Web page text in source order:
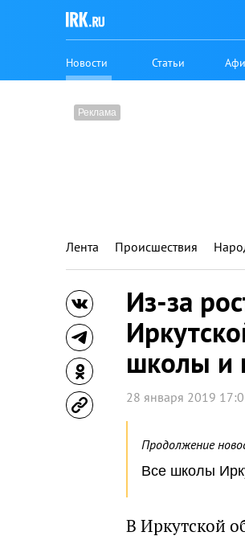
Новости Статьи
Лента Происшествия
Из-за
школы и
28 января 2019
Продолжение
Все школы
В Иркутской